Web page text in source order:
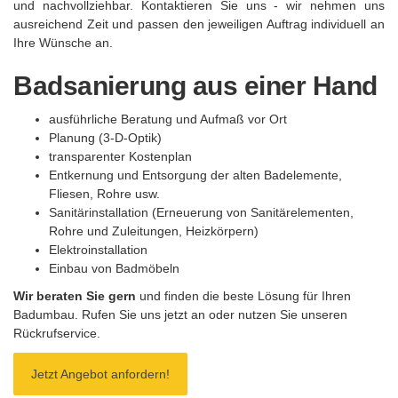
und nachvollziehbar. Kontaktieren Sie uns - wir nehmen uns
ausreichend Zeit und passen den jeweiligen Auftrag individuell an
Ihre Wünsche an.
Badsanierung aus einer Hand
ausführliche Beratung und Aufmaß vor Ort
Planung (3-D-Optik)
transparenter Kostenplan
Entkernung und Entsorgung der alten Badelemente,
Fliesen, Rohre usw.
Sanitärinstallation (Erneuerung von Sanitärelementen,
Rohre und Zuleitungen, Heizkörpern)
Elektroinstallation
Einbau von Badmöbeln
Wir beraten Sie gern und finden die beste Lösung für Ihren
Badumbau. Rufen Sie uns jetzt an oder nutzen Sie unseren
Rückrufservice.
Jetzt Angebot anfordern!